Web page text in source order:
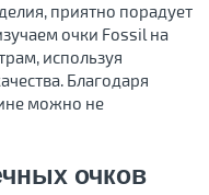
приятно порадует
очки Fossil на
используя
Благодаря
можно не
очков